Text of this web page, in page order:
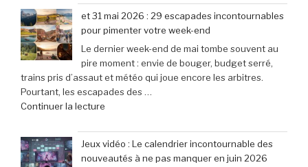
79,99
€
(-25% »
au
Morocco
Gaming
Expo
:
le
rendez-
des
passionnés
de
et 31 mai 2026 : 29 escapades incontournables
pour pimenter votre week-end
Le dernier week-end de mai tombe souvent au
pire moment : envie de bouger, budget serré,
trains pris d’assaut et météo qui joue encore les arbitres.
Pourtant, les escapades des …
Continuer la lecture
31
mai
2026
Jeux vidéo : Le calendrier incontournable des
nouveautés à ne pas manquer en juin 2026